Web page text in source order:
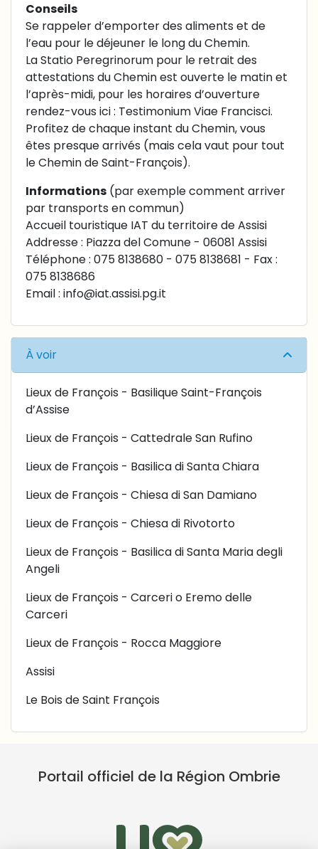
Conseils
Se rappeler d’emporter des aliments et de
l’eau pour le déjeuner le long du Chemin.
La Statio Peregrinorum pour le retrait des
attestations du Chemin est ouverte le matin et
l’après-midi, pour les horaires d’ouverture
rendez-vous ici : Testimonium Viae Francisci.
Profitez de chaque instant du Chemin, vous
êtes presque arrivés (mais cela vaut pour tout
le Chemin de Saint-François).
Informations (par exemple comment arriver
par transports en commun)
Accueil touristique IAT du territoire de Assisi
Addresse : Piazza del Comune - 06081 Assisi
Téléphone : 075 8138680 - 075 8138681 - Fax :
075 8138686
Email : info@iat.assisi.pg.it
À voir
Lieux de François - Basilique Saint-François
d’Assise
Lieux de François - Cattedrale San Rufino
Lieux de François - Basilica di Santa Chiara
Lieux de François - Chiesa di San Damiano
Lieux de François - Chiesa di Rivotorto
Lieux de François - Basilica di Santa Maria degli
Angeli
Lieux de François - Carceri o Eremo delle
Carceri
Lieux de François - Rocca Maggiore
Assisi
Le Bois de Saint François
Portail officiel de la Région Ombrie